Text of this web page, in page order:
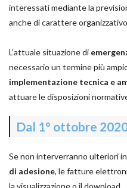
interessati mediante la
anche di carattere
L’attuale situazione di
necessario un termine più
implementazione tecnica e
attuare le disposizioni
Dal 1° ottobre
Se non interverranno ulteriori
di adesione, le fatture
la visualizzazione o il download.